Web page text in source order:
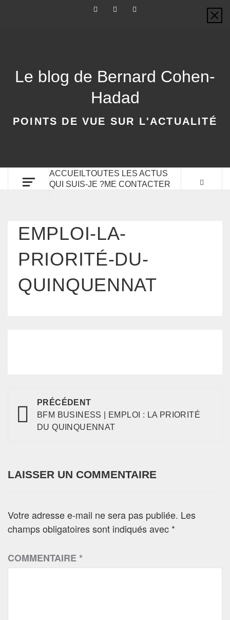
Le blog de Bernard Cohen-
Hadad
POINTS DE VUE SUR L'ACTUALITÉ
ACCUEILTOUTES LES ACTUS
QUI SUIS-JE ?ME CONTACTER
EMPLOI-LA-
PRIORITÉ-DU-
QUINQUENNAT
PRÉCÉDENT
BFM BUSINESS | EMPLOI : LA PRIORITÉ
DU QUINQUENNAT
LAISSER UN COMMENTAIRE
Votre adresse e-mail ne sera pas publiée. Les
champs obligatoires sont indiqués avec *
COMMENTAIRE*